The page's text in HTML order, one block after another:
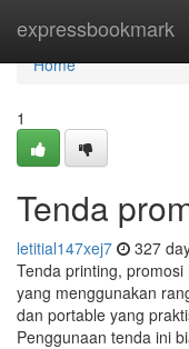
expressbookmark
Home
Home
1
Tenda
letitial147xej7 327
Tenda printing,
yang menggunakan
dan portable yang
Penggunaan tenda ini